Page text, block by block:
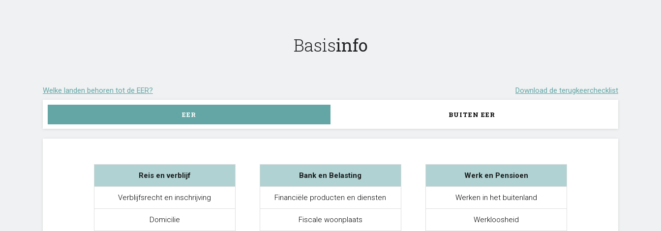
Basisinfo
Welke landen behoren tot de EER? Download de terugkeerchecklist
EER BUITEN EER
Reis en verblijf
Verblijfsrecht en inschrijving
Domicilie
Bank en Belasting
Financiële producten en diensten
Fiscale woonplaats
Werk en Pensioen
Werken in het buitenland
Werkloosheid